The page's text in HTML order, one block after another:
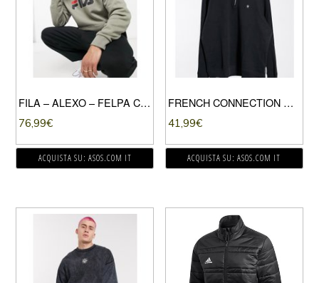
FILA – ALEXO – FELPA CON CAPPUCCIO CON LOGO BEIGE
76,99€
ACQUISTA SU: ASOS.COM IT
FRENCH CONNECTION PLUS – FELPA CON COLLO A IMBUTO E ZIP CORTA NERA-NERO
41,99€
ACQUISTA SU: ASOS.COM IT